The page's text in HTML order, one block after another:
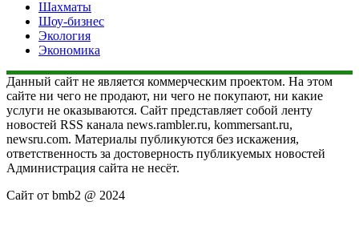
Шахматы
Шоу-бизнес
Экология
Экономика
Данный сайт не является коммерческим проектом. На этом
сайте ни чего не продают, ни чего не покупают, ни какие
услуги не оказываются. Сайт представляет собой ленту
новостей RSS канала news.rambler.ru, kommersant.ru,
newsru.com. Материалы публикуются без искажения,
ответственность за достоверность публикуемых новостей
Администрация сайта не несёт.
Сайт от bmb2 @ 2024